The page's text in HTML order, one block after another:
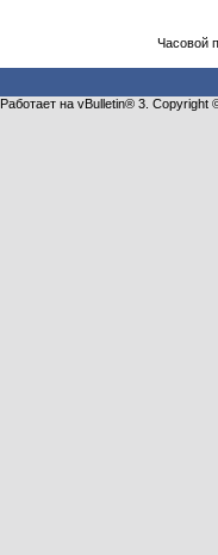
Часовой
Работает на vBulletin® 3.